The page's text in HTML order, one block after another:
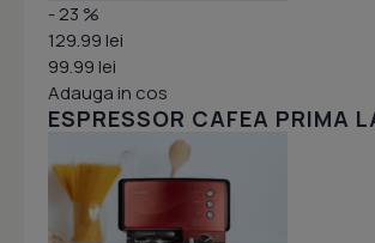
- 23 %
129.99 lei
99.99 lei
Adauga in cos
ESPRESSOR CAFEA PRIMA